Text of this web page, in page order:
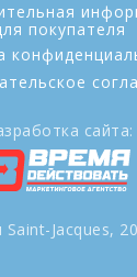
Jacques,
сайта:
покупателя